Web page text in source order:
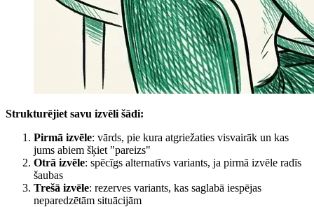
Strukturējiet savu izvēli šādi:
Pirmā izvēle: vārds, pie kura atgriežaties visvairāk un kas
jums abiem šķiet "pareizs"
Otrā izvēle: spēcīgs alternatīvs variants, ja pirmā izvēle radīs
šaubas
Trešā izvēle: rezerves variants, kas saglabā iespējas
neparedzētām situācijām